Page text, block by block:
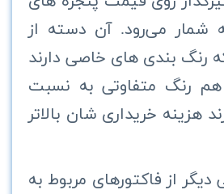
شمار می‌رود. آن دسته از
رنگ بندی های خاصی دارند
رنگ متفاوتی به نسبت
هزینه خریداری شان بالاتر
دیگر از فاکتورهای مربوط به